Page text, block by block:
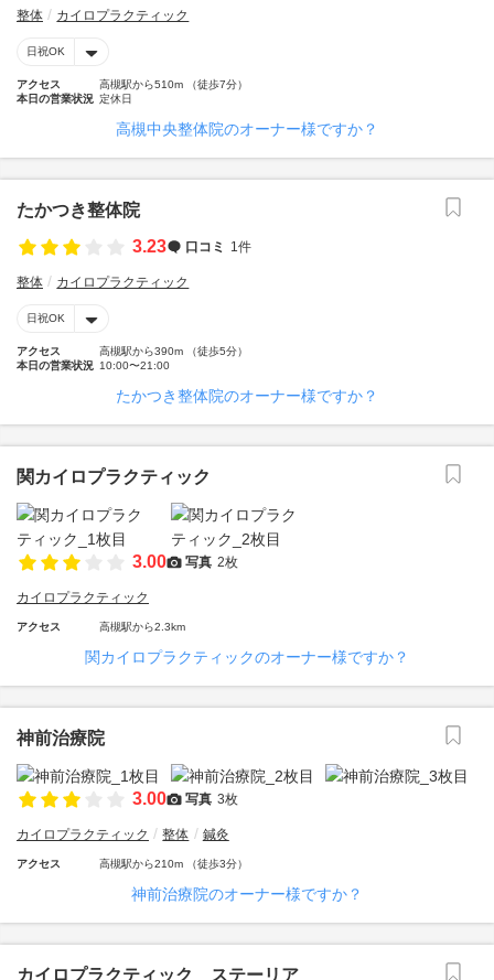
整体 カイロプラクティック
日祝OK
アクセス
高槻駅から510m （徒歩7分）
本日の営業状況 定休日
高槻中央整体院のオーナー様ですか？
たかつき整体院
3.23
口コミ 1件
整体 カイロプラクティック
日祝OK
アクセス
高槻駅から390m （徒歩5分）
本日の営業状況 10:00〜21:00
たかつき整体院のオーナー様ですか？
関カイロプラクティック
3.00 写真 2枚
カイロプラクティック
アクセス 高槻駅から2.3km
関カイロプラクティックのオーナー様ですか？
神前治療院
3.00 写真 3枚
カイロプラクティック 整体 鍼灸
アクセス 高槻駅から210m （徒歩3分）
神前治療院のオーナー様ですか？
カイロプラクティック ステーリア